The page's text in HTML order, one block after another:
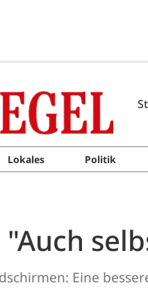
Lokales Politik
Eine